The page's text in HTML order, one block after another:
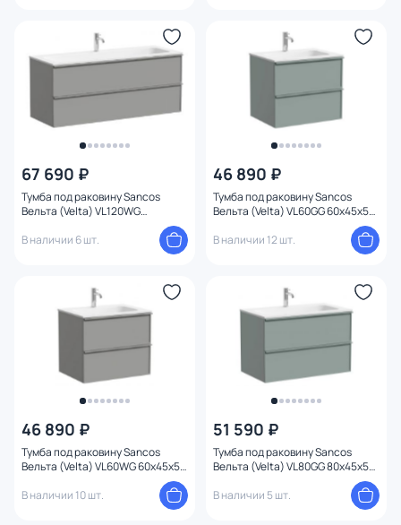
67 690 ₽
Тумба под раковину Sancos
Вельта (Velta) VL120WG
В наличии 6 шт.
46 890 ₽
Тумба под раковину Sancos
Вельта (Velta) VL60GG 60x45x50
В наличии 12 шт.
46 890 ₽
Тумба под раковину Sancos
Вельта (Velta) VL60WG 60x45x50
В наличии 10 шт.
51 590 ₽
Тумба под раковину Sancos
Вельта (Velta) VL80GG 80x45x50
В наличии 5 шт.